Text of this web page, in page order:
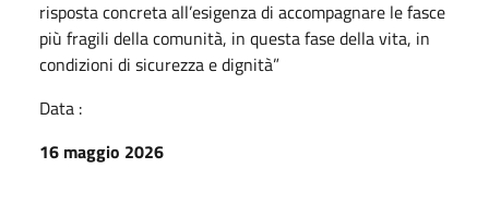
risposta concreta all’esigenza di accompagnare le fasce
più fragili della comunità, in questa fase della vita, in
condizioni di sicurezza e dignità”
Data :
16 maggio 2026